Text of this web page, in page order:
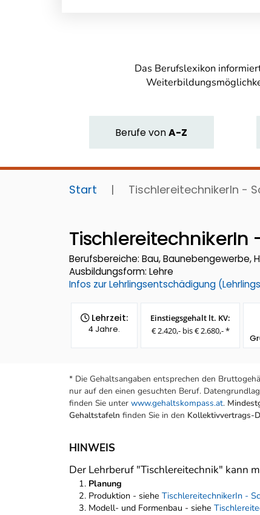
Das Berufslexikon
BerufevonA-Z
Start | TischlereitechnikerIn -
TischlereitechnikerIn
Berufsbereiche: Bau, Baunebengewerbe,
Ausbildungsform: Lehre
Infos zur Lehrlingsentschädigung
Lehrzeit:
4 Jahre.
Einstiegsgehalt lt. KV:
€ 2.420,- bis € 2.680,- *
* Die Gehaltsangaben entsprechen den
nur auf den einen gesuchten Beruf.
finden Sie unter www.gehaltskompass.at.
Gehaltstafeln finden Sie in den Kollektivvertrags-
HINWEIS
Der Lehrberuf "Tischlereitechnik" kann
Planung
Produktion - siehe TischlereitechnikerIn -
Modell- und Formenbau - siehe